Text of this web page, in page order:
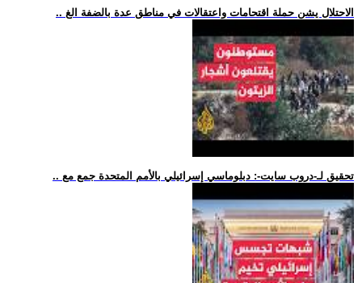
.. الاحتلال يشن حملة اقتحامات واعتقالات في مناطق عدة بالضفة الغ
.. تحقيق لـ-دروب سايت-: دبلوماسي إسرائيلي بالأمم المتحدة جمع مع